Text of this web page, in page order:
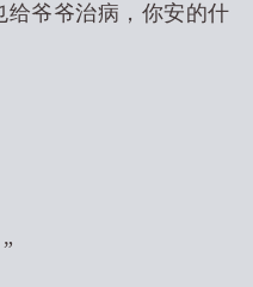
给爷爷治病，你安的什